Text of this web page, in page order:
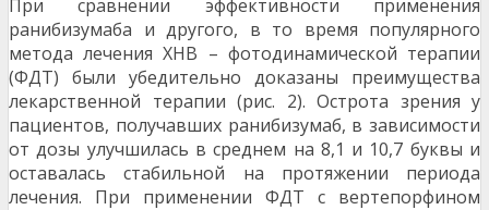
При сравнении эффективности применения
ранибизумаба и другого, в то время популярного
метода лечения ХНВ – фотодинамической терапии
(ФДТ) были убедительно доказаны преимущества
лекарственной терапии (рис. 2). Острота зрения у
пациентов, получавших ранибизумаб, в зависимости
от дозы улучшилась в среднем на 8,1 и 10,7 буквы и
оставалась стабильной на протяжении периода
лечения. При применении ФДТ с вертепорфином